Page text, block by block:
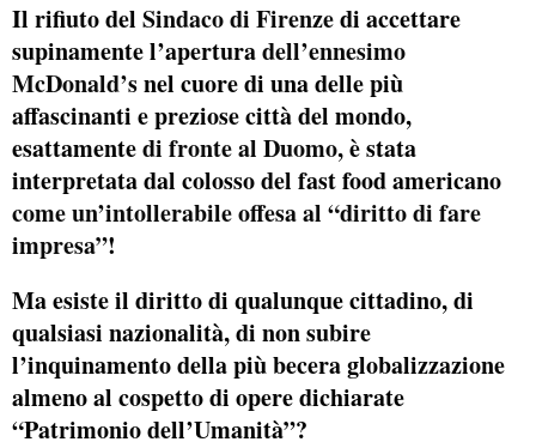
Il rifiuto del Sindaco di Firenzedi accettare
supinamente l’aperturadell’ennesimo
McDonald’snel cuore di una delle più
affascinanti e preziose città del mondo,
esattamentedi fronte al Duomo,è stata
interpretata dal colosso del fast food americano
come un’intollerabile offesa al “diritto di fare
impresa”!
Ma esiste il diritto di qualunque cittadino, di
qualsiasi nazionalità, di non subire
l’inquinamento della più becera globalizzazione
almeno al cospetto di opere dichiarate
“Patrimonio dell’Umanità”?